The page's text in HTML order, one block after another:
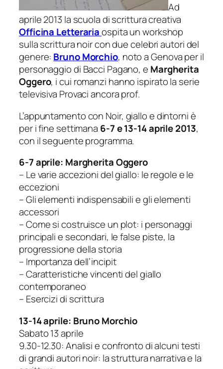
Ad
aprile 2013 la scuola di scrittura creativa
Officina Letterariaospita un workshop
sulla scrittura noir con due celebri autori del
genere: Bruno Morchio, noto a Genova per il
personaggio di Bacci Pagano, e Margherita
Oggero, i cui romanzi hanno ispirato la serie
televisiva Provaci ancora prof.
L’appuntamento con Noir, giallo e dintorniè
per i fine settimana 6-7 e 13-14 aprile 2013,
con il seguente programma.
6-7 aprile: Margherita Oggero
– Le varie accezioni del giallo: le regole e le
eccezioni
– Gli elementi indispensabili e gli elementi
accessori
– Come si costruisce un plot: i personaggi
principali e secondari, le false piste, la
progressione della storia
– Importanza dell’incipit
– Caratteristiche vincenti del giallo
contemporaneo
– Esercizi di scrittura
13-14 aprile: Bruno Morchio
Sabato 13 aprile
9.30-12.30: Analisi e confronto di alcuni testi
di grandi autori noir: la struttura narrativa e la